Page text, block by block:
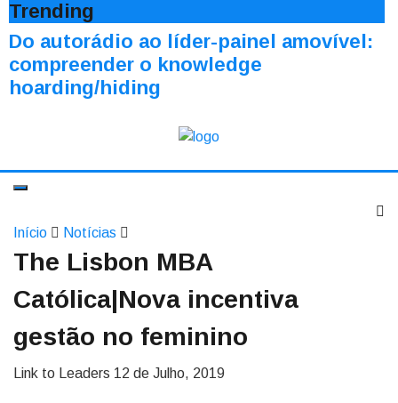
Trending
Do autorádio ao líder-painel amovível:
compreender o knowledge
hoarding/hiding
Início Notícias
The Lisbon MBA
Católica|Nova incentiva
gestão no feminino
Link to Leaders 12 de Julho, 2019